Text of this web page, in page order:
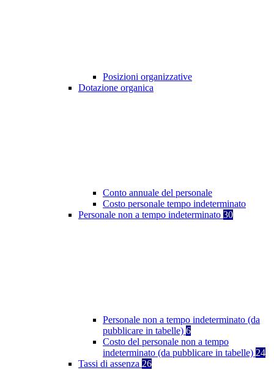
Posizioni organizzative
Dotazione organica
Conto annuale del personale
Costo personale tempo indeterminato
Personale non a tempo indeterminato 30
Personale non a tempo indeterminato (da
pubblicare in tabelle) 6
Costo del personale non a tempo
indeterminato (da pubblicare in tabelle) 24
Tassi di assenza 26